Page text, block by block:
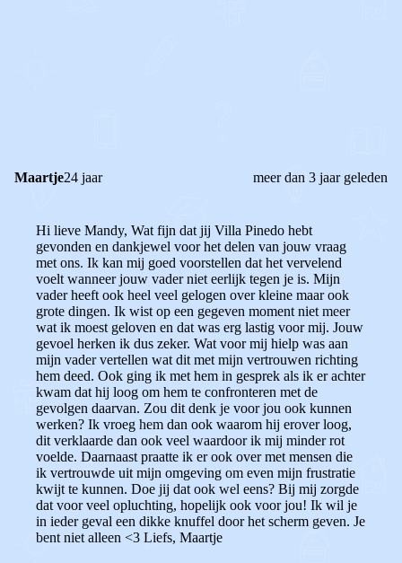
Maartje24 jaar meer dan 3 jaar geleden
Hi lieve Mandy, Wat fijn dat jij Villa Pinedo hebt
gevonden en dankjewel voor het delen van jouw vraag
met ons. Ik kan mij goed voorstellen dat het vervelend
voelt wanneer jouw vader niet eerlijk tegen je is. Mijn
vader heeft ook heel veel gelogen over kleine maar ook
grote dingen. Ik wist op een gegeven moment niet meer
wat ik moest geloven en dat was erg lastig voor mij. Jouw
gevoel herken ik dus zeker. Wat voor mij hielp was aan
mijn vader vertellen wat dit met mijn vertrouwen richting
hem deed. Ook ging ik met hem in gesprek als ik er achter
kwam dat hij loog om hem te confronteren met de
gevolgen daarvan. Zou dit denk je voor jou ook kunnen
werken? Ik vroeg hem dan ook waarom hij erover loog,
dit verklaarde dan ook veel waardoor ik mij minder rot
voelde. Daarnaast praatte ik er ook over met mensen die
ik vertrouwde uit mijn omgeving om even mijn frustratie
kwijt te kunnen. Doe jij dat ook wel eens? Bij mij zorgde
dat voor veel opluchting, hopelijk ook voor jou! Ik wil je
in ieder geval een dikke knuffel door het scherm geven. Je
bent niet alleen <3 Liefs, Maartje